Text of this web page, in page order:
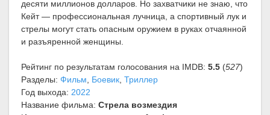
десяти миллионов долларов. Но захватчики не знаю, что
Кейт — профессиональная лучница, а спортивный лук и
стрелы могут стать опасным оружием в руках отчаянной
и разъяренной женщины.
Рейтинг по результатам голосования на IMDB: 5.5 (527)
Разделы: Фильм, Боевик, Триллер
Год выхода: 2022
Название фильма: Стрела возмездия